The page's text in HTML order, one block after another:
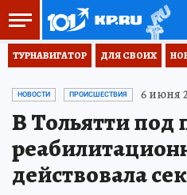
ТУРНАВИГАТОР ДЛЯ СВОИХ
НОВОСТИ ПРОИСШЕСТВИЯ 6 июня
В Тольятти
действовала